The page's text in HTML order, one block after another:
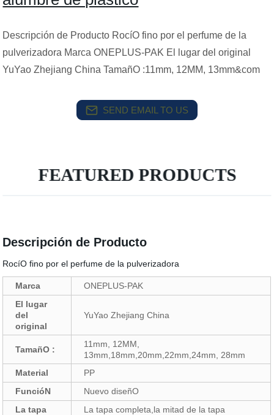
Descripción de Producto RocíO fino por el perfume de la
pulverizadora Marca ONEPLUS-PAK El lugar del original
YuYao Zhejiang China TamañO :11mm, 12MM, 13mm&com
SEND EMAIL TO US
FEATURED PRODUCTS
Descripción de Producto
RocíO fino por el perfume de la pulverizadora
Marca
ONEPLUS-PAK
El lugar
del
original
YuYao Zhejiang China
TamañO :
11mm, 12MM,
13mm,18mm,20mm,22mm,24mm, 28mm
Material
PP
FuncióN
Nuevo diseñO
La tapa
La tapa completa,la mitad de la tapa